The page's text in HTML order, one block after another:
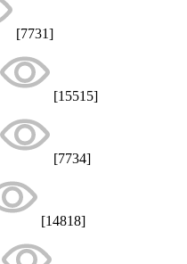
[7731]
[15515]
[7734]
[14818]